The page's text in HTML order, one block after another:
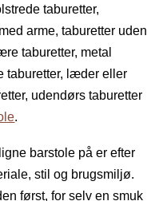
taburetter,
arme, taburetter uden
taburetter, metal
taburetter, læder eller
udendørs taburetter
.
barstole på er efter
stil og brugsmiljø.
først, for selv en smuk